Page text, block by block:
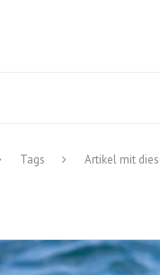
Tags Artikel mit